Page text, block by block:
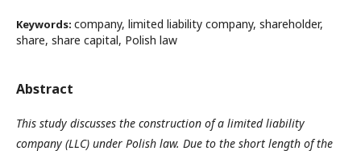
Keywords: company, limited liability company, shareholder,
share, share capital, Polish law
Abstract
This study discusses the construction of a limited liability
company (LLC) under Polish law. Due to the short length of the